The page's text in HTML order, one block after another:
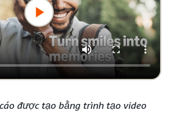
được tạo bằng trình tạo video